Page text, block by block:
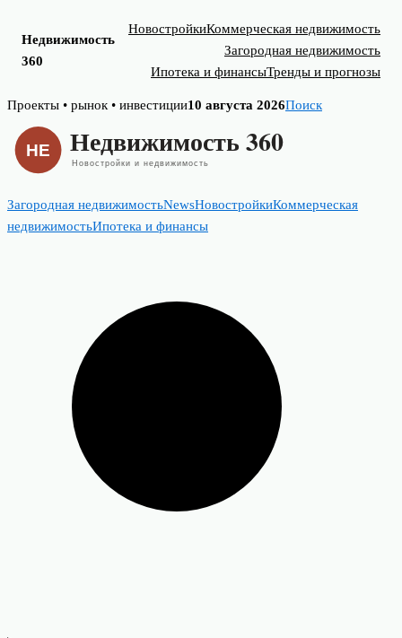
Недвижимость
360
НовостройкиКоммерческая недвижимость
Загородная недвижимость
Ипотека и финансыТренды и прогнозы
Skip
content
Проекты • рынок • инвестиции10 августа 2026Поиск
Загородная недвижимостьNewsНовостройкиКоммерческая
недвижимостьИпотека и финансы